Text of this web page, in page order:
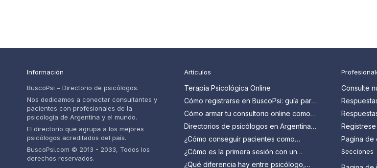
Información
BuscoPsi – Directorio de psicólogos.
Nos dedicamos a conectar consultantes y
pacientes con profesionales de la
psicología de Argentina y el mundo.
El directorio que agrupa a los mejores
psicólogos acreditados del país.
BuscoPsi.com © 2013 - 2033, Todos los
derechos reservados.
Artículos
Terapia Psicológica Online
Cómo registrarse en BuscoPsi: guía para
psicólogos que quieren conseguir más
Cómo armar tu consultorio online como
psicólogo en Argentina: guía paso a
Directorios de psicólogos en Argentina:
cuáles son y cómo aprovecharlos
¿Cómo conseguir pacientes como
psicólogo en Argentina?
¿Cómo es la primera sesión con un
psicólogo? Todo lo que tenés que
¿Qué diferencia hay entre psicólogo,
Consulte
Pagina de
Secciones